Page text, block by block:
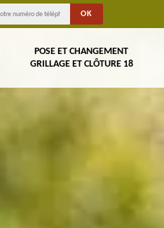
POSE ET CHANGEMENT
GRILLAGE ET CLÔTURE 18